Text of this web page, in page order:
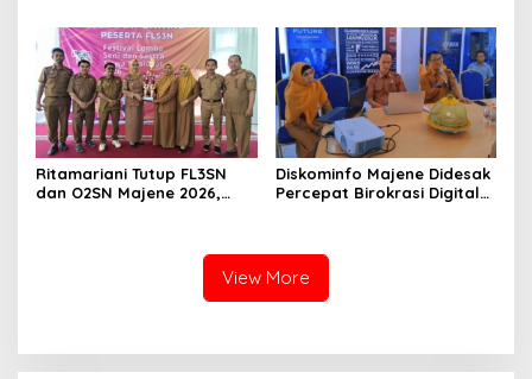
Ritamariani Tutup FL3SN
dan O2SN Majene 2026,
Diskominfo Majene Didesak
Percepat Birokrasi Digital
View More